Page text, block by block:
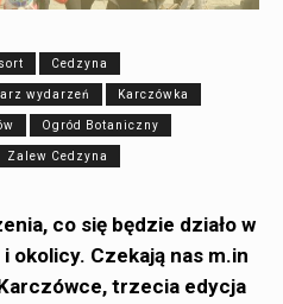
Cedzyna
wydarzeń Karczówka
Ogród Botaniczny
Zalew Cedzyna
, co się będzie działo w
okolicy. Czekają nas m.in
trzecia edycja